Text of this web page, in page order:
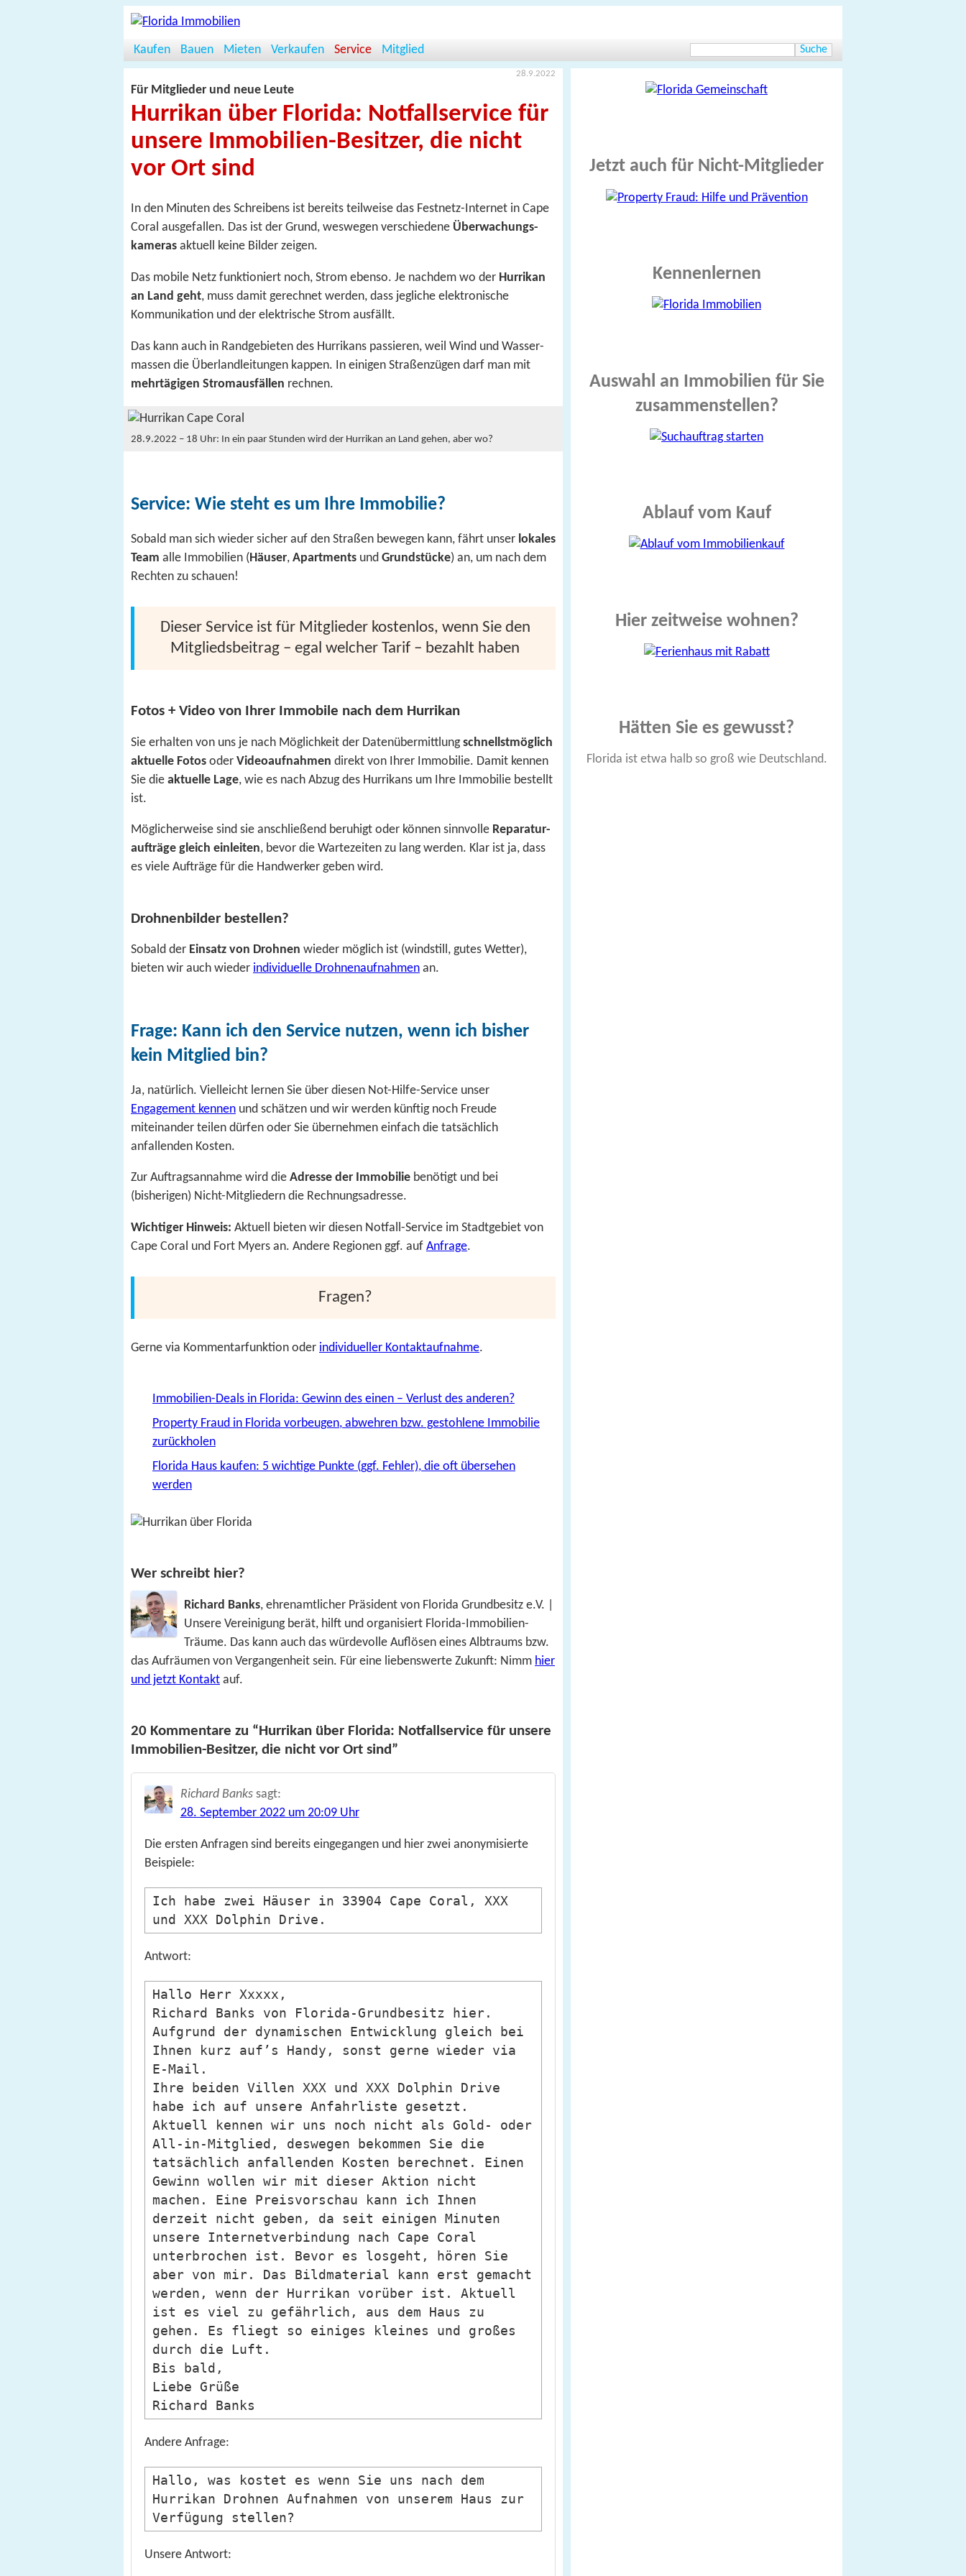
Kaufen Bauen Mieten Verkaufen Service Mitglied
Für Mitglieder und neue Leute
Hurrikan über Florida: Notfallservice für
unsere Immobilien-Besitzer, die nicht
vor Ort sind
28.9.2022
In den Minuten des Schreibens ist bereits teilweise das Festnetz-Internet in Cape
Coral ausgefallen. Das ist der Grund, weswegen verschiedene Überwachungs­
kameras aktuell keine Bilder zeigen.
Das mobile Netz funktioniert noch, Strom ebenso. Je nachdem wo der Hurrikan
an Land geht, muss damit gerechnet werden, dass jegliche elektronische
Kommunikation und der elektrische Strom ausfällt.
Das kann auch in Randgebieten des Hurrikans passieren, weil Wind und Wasser­
massen die Überland­leitungen kappen. In einigen Straßenzügen darf man mit
mehrtägigen Stromausfällen rechnen.
28.9.2022 – 18 Uhr: In ein paar Stunden wird der Hurrikan an Land gehen, aber wo?
Service: Wie steht es um Ihre Immobilie?
Sobald man sich wieder sicher auf den Straßen bewegen kann, fährt unser lokales
Team alle Immobilien ( Häuser, Apartments und Grundstücke) an, um nach dem
Rechten zu schauen!
Dieser Service ist für Mitglieder kostenlos, wenn Sie den
Mitgliedsbeitrag – egal welcher Tarif – bezahlt haben
Fotos + Video von Ihrer Immobile nach dem Hurrikan
Sie erhalten von uns je nach Möglichkeit der Datenübermittlungschnellstmöglich
aktuelle Fotos oder Videoaufnahmen direkt von Ihrer Immobilie. Damit kennen
Sie die aktuelle Lage, wie es nach Abzug des Hurrikans um Ihre Immobilie bestellt
ist.
Möglicherweise sind sie anschließend beruhigt oder können sinnvolle Reparatur­
aufträge gleich einleiten, bevor die Wartezeiten zu lang werden. Klar ist ja, dass
es viele Aufträge für die Handwerker geben wird.
Drohnenbilder bestellen?
Sobald der Einsatz von Drohnen wieder möglich ist (windstill, gutes Wetter),
bieten wir auch wieder individuelle Drohnen­aufnahmen an.
Frage: Kann ich den Service nutzen, wenn ich bisher
kein Mitglied bin?
Ja, natürlich. Vielleicht lernen Sie über diesen Not-Hilfe-Service unser
Engagement kennen und schätzen und wir werden künftig noch Freude
miteinander teilen dürfen oder Sie übernehmen einfach die tatsächlich
anfallenden Kosten.
Zur Auftragsannahme wird die Adresse der Immobilie benötigt und bei
(bisherigen) Nicht-Mitgliedern die Rechnungsadresse.
Wichtiger Hinweis: Aktuell bieten wir diesen Notfall-Service im Stadtgebiet von
Cape Coral und Fort Myers an. Andere Regionen ggf. auf Anfrage.
Fragen?
Gerne via Kommentarfunktion oder individueller Kontaktaufnahme.
Immobilien-Deals in Florida: Gewinn des einen – Verlust des anderen?
Property Fraud in Florida vorbeugen, abwehren bzw. gestohlene Immobilie
zurückholen
Florida Haus kaufen: 5 wichtige Punkte (ggf. Fehler), die oft übersehen
werden
Wer schreibt hier?
Richard Banks, ehrenamtlicher Präsident von Florida Grundbesitz e.V. |
Unsere Vereinigung berät, hilft und organisiert Florida-Immobilien-
Träume. Das kann auch das würdevolle Auflösen eines Albtraums bzw.
das Aufräumen von Vergangenheit sein. Für eine liebenswerte Zukunft: Nimm hier
und jetzt Kontakt auf.
20 Kommentare zu “Hurrikan über Florida: Notfallservice für unsere
Immobilien-Besitzer, die nicht vor Ort sind”
Richard Banks sagt:
28. September 2022 um 20:09 Uhr
Die ersten Anfragen sind bereits eingegangen und hier zwei anonymisierte
Beispiele:
Ich habe zwei Häuser in 33904 Cape Coral, XXX
und XXX Dolphin Drive.
Antwort:
Hallo Herr Xxxxx,
Richard Banks von Florida-Grundbesitz hier.
Aufgrund der dynamischen Entwicklung gleich bei
Ihnen kurz auf’s Handy, sonst gerne wieder via
E-Mail.
Ihre beiden Villen XXX und XXX Dolphin Drive
habe ich auf unsere Anfahrliste gesetzt.
Aktuell kennen wir uns noch nicht als Gold- oder
All-in-Mitglied, deswegen bekommen Sie die
tatsächlich anfallenden Kosten berechnet. Einen
Gewinn wollen wir mit dieser Aktion nicht
machen. Eine Preisvorschau kann ich Ihnen
derzeit nicht geben, da seit einigen Minuten
unsere Internetverbindung nach Cape Coral
unterbrochen ist. Bevor es losgeht, hören Sie
aber von mir. Das Bildmaterial kann erst gemacht
werden, wenn der Hurrikan vorüber ist. Aktuell
ist es viel zu gefährlich, aus dem Haus zu
gehen. Es fliegt so einiges kleines und großes
durch die Luft.
Bis bald,
Liebe Grüße
Richard Banks
Andere Anfrage:
Hallo, was kostet es wenn Sie uns nach dem
Hurrikan Drohnen Aufnahmen von unserem Haus zur
Verfügung stellen?
Unsere Antwort:
Jetzt auch für Nicht-Mitglieder
Kennenlernen
Auswahl an Immobilien für Sie
zusammenstellen?
Ablauf vom Kauf
Hier zeitweise wohnen?
Hätten Sie es gewusst?
Florida ist etwa halb so groß wie Deutschland.